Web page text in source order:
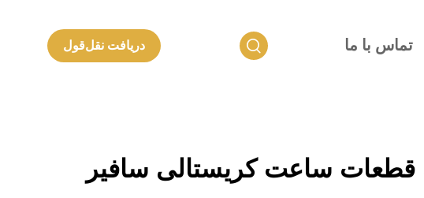
تماس با ما دریافت نقل‌قول
قطعات ساعت کریستالی سافیر